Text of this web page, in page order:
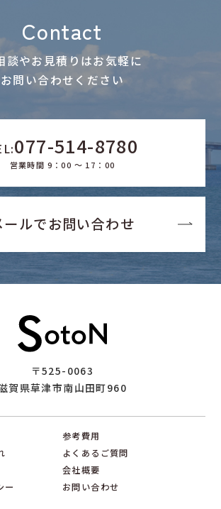
Contact
談やお見積りはお気軽に
お問い合わせください
077-514-8780
営業時間 9：00 ～ 17：00
ールでお問い合わせ
〒525-0063
賀県草津市南山田町960
参考費用
よくあるご質問
会社概要
ー
お問い合わせ